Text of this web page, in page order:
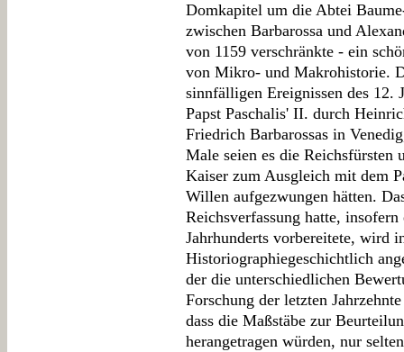
Domkapitel um die Abtei
zwischen Barbarossa und
von 1159 verschränkte - ein
von Mikro- und Makrohistorie.
sinnfälligen Ereignissen des 12.
Papst Paschalis' II. durch
Friedrich Barbarossas in
Male seien es die Reichsfürsten
Kaiser zum Ausgleich mit dem
Willen aufgezwungen hätten.
Reichsverfassung hatte,
Jahrhunderts vorbereitete, wird
Historiographiegeschichtlich
der die unterschiedlichen
Forschung der letzten
dass die Maßstäbe zur
herangetragen würden, nur